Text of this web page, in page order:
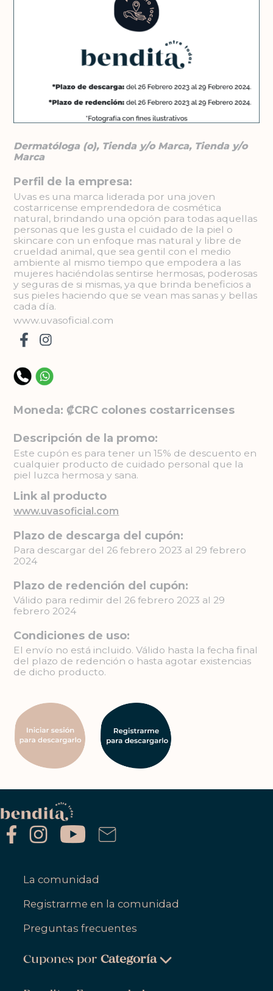
Dermatóloga (o), Tienda y/o Marca, Tienda y/o
Marca
Perfil de la empresa:
Uvas es una marca liderada por una joven
costarricense emprendedora de cosmética
natural, brindando una opción para todas aquellas
personas que les gusta el cuidado de la piel o
skincare con un enfoque mas natural y libre de
crueldad animal, que sea gentil con el medio
ambiente al mismo tiempo que empodera a las
mujeres haciéndolas sentirse hermosas, poderosas
y seguras de si mismas, ya que brinda beneficios a
sus pieles haciendo que se vean mas sanas y bellas
cada día.
www.uvasoficial.com
Moneda: ₡CRC colones costarricenses
Descripción de la promo:
Este cupón es para tener un 15% de descuento en
cualquier producto de cuidado personal que la
piel luzca hermosa y sana.
Link al producto
www.uvasoficial.com
Plazo de descarga del cupón:
Para descargar del 26 febrero 2023 al 29 febrero
2024
Plazo de redención del cupón:
Válido para redimir del 26 febrero 2023 al 29
febrero 2024
Condiciones de uso:
El envío no está incluido. Válido hasta la fecha final
del plazo de redención o hasta agotar existencias
de dicho producto.
La comunidad
Registrarme en la comunidad
Preguntas frecuentes
Cupones porCategoría